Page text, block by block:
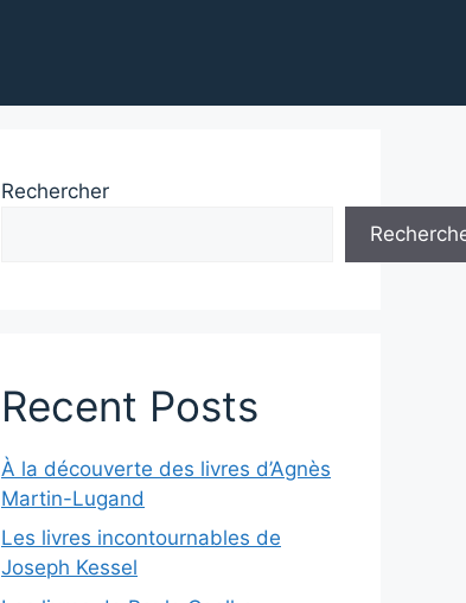
Rechercher
Recent Posts
À la découverte des livres d’Agnès
Martin-Lugand
Les livres incontournables de
Joseph Kessel